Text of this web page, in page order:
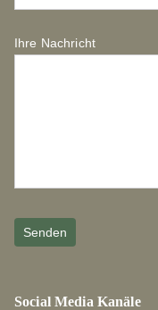
Ihre Nachricht
Social Media Kanäle